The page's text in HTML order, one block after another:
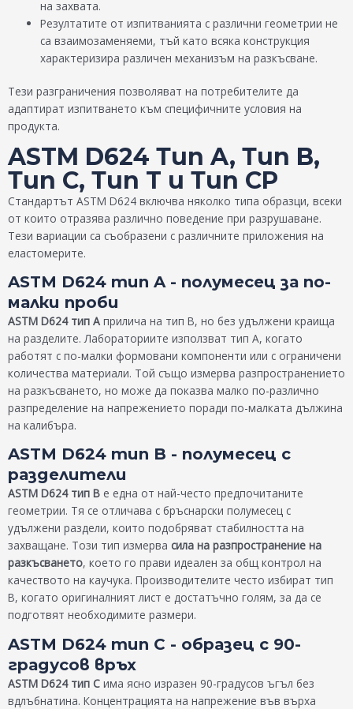
на захвата.
Резултатите от изпитванията с различни геометрии не
са взаимозаменяеми, тъй като всяка конструкция
характеризира различен механизъм на разкъсване.
Тези разграничения позволяват на потребителите да
адаптират изпитването към специфичните условия на
продукта.
ASTM D624 Тип A, Тип B,
Тип C, Тип T и Тип CP
Стандартът ASTM D624 включва няколко типа образци, всеки
от които отразява различно поведение при разрушаване.
Тези вариации са съобразени с различните приложения на
еластомерите.
ASTM D624 тип A - полумесец за по-
малки проби
ASTM D624 тип A прилича на тип В, но без удължени краища
на разделите. Лабораториите използват тип А, когато
работят с по-малки формовани компоненти или с ограничени
количества материали. Той също измерва разпространението
на разкъсването, но може да показва малко по-различно
разпределение на напрежението поради по-малката дължина
на калибъра.
ASTM D624 тип B - полумесец с
разделители
ASTM D624 тип B е една от най-често предпочитаните
геометрии. Тя се отличава с бръснарски полумесец с
удължени раздели, които подобряват стабилността на
захващане. Този тип измерва сила на разпространение на
разкъсването, което го прави идеален за общ контрол на
качеството на каучука. Производителите често избират тип
В, когато оригиналният лист е достатъчно голям, за да се
подготвят необходимите размери.
ASTM D624 тип C - образец с 90-
градусов връх
ASTM D624 тип C има ясно изразен 90-градусов ъгъл без
вдлъбнатина. Концентрацията на напрежение във върха